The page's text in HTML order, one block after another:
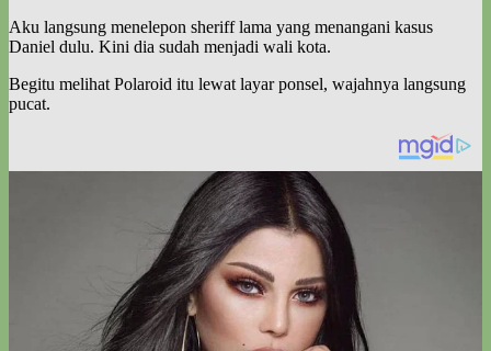
Aku langsung menelepon sheriff lama yang menangani kasus
Daniel dulu. Kini dia sudah menjadi wali kota.
Begitu melihat Polaroid itu lewat layar ponsel, wajahnya langsung
pucat.